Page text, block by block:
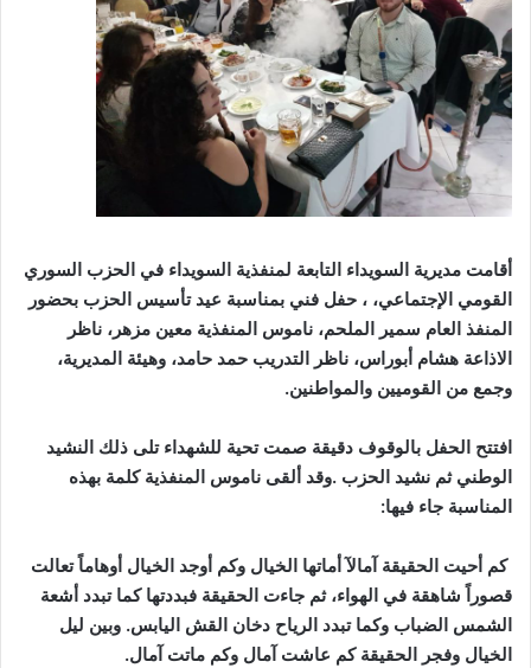
أقامت مديرية السويداء التابعة لمنفذية السويداء في الحزب السوري
القومي الإجتماعي، ، حفل فني بمناسبة عيد تأسيس الحزب بحضور
المنفذ العام سمير الملحم، ناموس المنفذية معين مزهر، ناظر
الاذاعة هشام أبوراس، ناظر التدريب حمد حامد، وهيئة المديرية،
وجمع من القوميين والمواطنين.
افتتح الحفل بالوقوف دقيقة صمت تحية للشهداء تلى ذلك النشيد
الوطني ثم نشيد الحزب .وقد ألقى ناموس المنفذية كلمة بهذه
المناسبة جاء فيها:
كم أحيت الحقيقة آمالآ أماتها الخيال وكم أوجد الخيال أوهاماً تعالت
قصوراً شاهقة في الهواء، ثم جاءت الحقيقة فبددتها كما تبدد أشعة
الشمس الضباب وكما تبدد الرياح دخان القش اليابس. وبين ليل
الخيال وفجر الحقيقة كم عاشت آمال وكم ماتت آمال.